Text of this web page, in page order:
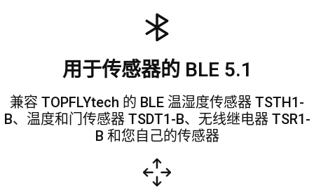
用于传感器的 BLE 5.1
兼容 TOPFLYtech 的 BLE 温湿度传感器 TSTH1-
B、温度和门传感器 TSDT1-B、无线继电器 TSR1-
B 和您自己的传感器